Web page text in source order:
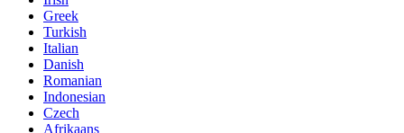
Greek
Turkish
Italian
Danish
Romanian
Indonesian
Czech
Afrikaans